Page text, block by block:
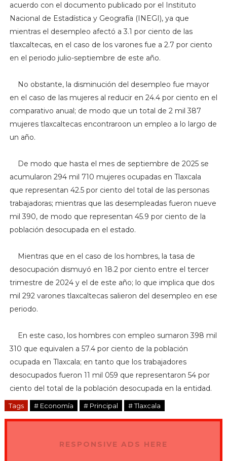
acuerdo con el documento publicado por el Instituto
Nacional de Estadística y Geografía (INEGI), ya que
mientras el desempleo afectó a 3.1 por ciento de las
tlaxcaltecas, en el caso de los varones fue a 2.7 por ciento
en el periodo julio-septiembre de este año.
No obstante, la disminución del desempleo fue mayor
en el caso de las mujeres al reducir en 24.4 por ciento en el
comparativo anual; de modo que un total de 2 mil 387
mujeres tlaxcaltecas encontraroon un empleo a lo largo de
un año.
De modo que hasta el mes de septiembre de 2025 se
acumularon 294 mil 710 mujeres ocupadas en Tlaxcala
que representan 42.5 por ciento del total de las personas
trabajadoras; mientras que las desempleadas fueron nueve
mil 390, de modo que representan 45.9 por ciento de la
población desocupada en el estado.
Mientras que en el caso de los hombres, la tasa de
desocupación dismuyó en 18.2 por ciento entre el tercer
trimestre de 2024 y el de este año; lo que implica que dos
mil 292 varones tlaxcaltecas salieron del desempleo en ese
periodo.
En este caso, los hombres con empleo sumaron 398 mil
310 que equivalen a 57.4 por ciento de la población
ocupada en Tlaxcala; en tanto que los trabajadores
desocupados fueron 11 mil 059 que representaron 54 por
ciento del total de la población desocupada en la entidad.
Tags # Economía # Principal # Tlaxcala
RESPONSIVE ADS HERE